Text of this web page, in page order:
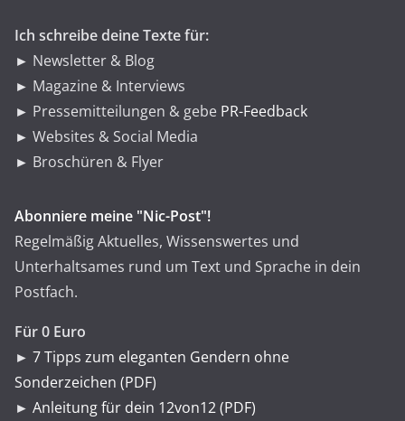
Ich schreibe deine Texte für:
► Newsletter & Blog
► Magazine & Interviews
► Pressemitteilungen & gebe PR-Feedback
► Websites & Social Media
► Broschüren & Flyer
Abonniere meine "Nic-Post"!
Regelmäßig Aktuelles, Wissenswertes und
Unterhaltsames rund um Text und Sprache in dein
Postfach.
Für 0 Euro
► 7 Tipps zum eleganten Gendern ohne
Sonderzeichen (PDF)
► Anleitung für dein 12von12 (PDF)